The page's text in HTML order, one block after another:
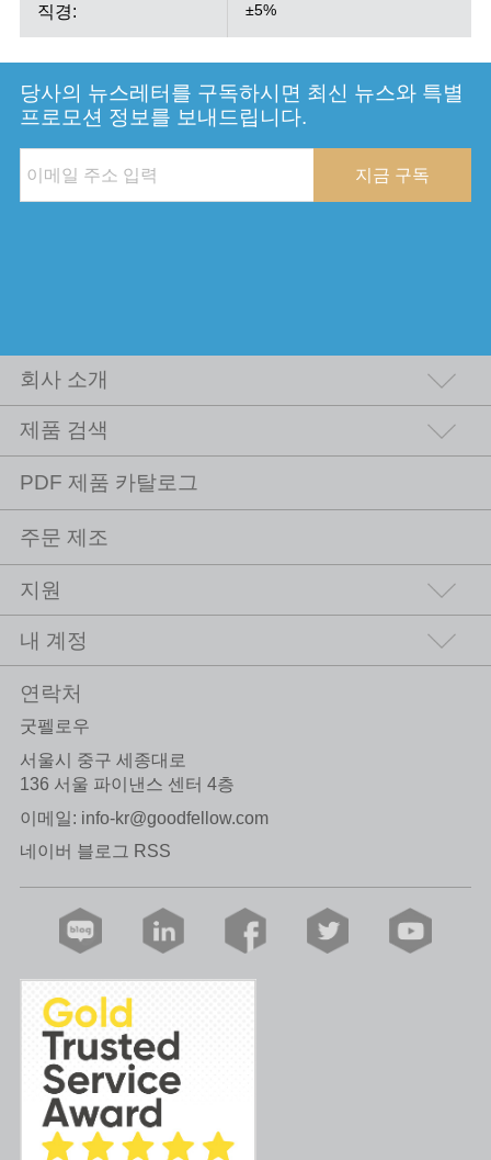
직경: ±5%
당사의 뉴스레터를 구독하시면 최신 뉴스와 특별
프로모션 정보를 보내드립니다.
지금 구독
회사 소개
제품 검색
PDF 제품 카탈로그
주문 제조
지원
내 계정
연락처
굿펠로우
서울시 중구 세종대로
136 서울 파이낸스 센터 4층
이메일: info-kr@goodfellow.com
네이버 블로그 RSS